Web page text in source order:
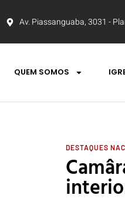
Av. Piassanguaba, 3031 -
QUEM SOMOS
DESTAQUES